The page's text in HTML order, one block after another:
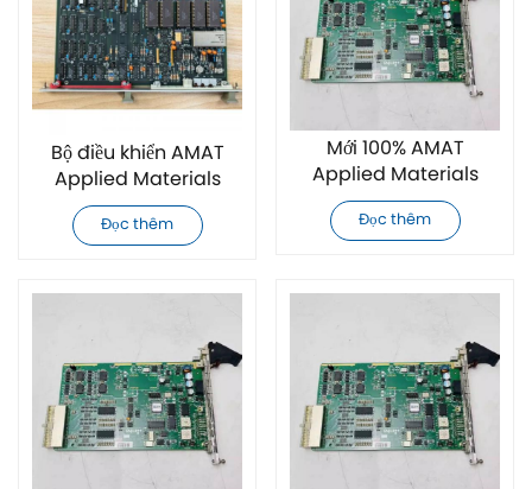
Bộ điều khiển AMAT
Applied Materials
0100-09054 mới hoàn
toàn
Đọc thêm
Mới 100% AMAT
Applied Materials
0660-00812 Bộ điều
khiển
Đọc thêm